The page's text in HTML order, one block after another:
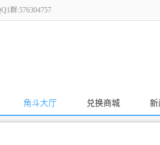
群:576304757
角斗大厅 兑换商城 新